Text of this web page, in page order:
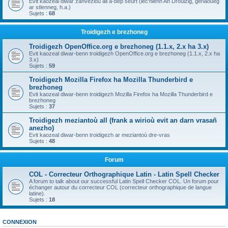
ar stlenneg, h.a.)
Sujets : 68
Troidigezh e brezhoneg
Troidigezh OpenOffice.org e brezhoneg (1.1.x, 2.x ha 3.x)
Evit kaozeal diwar-benn troidigezh OpenOffice.org e brezhoneg (1.1.x, 2.x ha
3.x)
Sujets : 59
Troidigezh Mozilla Firefox ha Mozilla Thunderbird e
brezhoneg
Evit kaozeal diwar-benn troidigezh Mozilla Firefox ha Mozilla Thunderbird e
brezhoneg
Sujets : 37
Troidigezh meziantoù all (frank a wirioù evit an darn vrasañ
anezho)
Evit kaozeal diwar-benn troidigezh ar meziantoù dre-vras
Sujets : 48
Forum
COL - Correcteur Orthographique Latin - Latin Spell Checker
A forum to talk about our successful Latin Spell Checker COL. Un forum pour
échanger autour du correcteur COL (correcteur orthographique de langue
latine).
Sujets : 18
CONNEXION